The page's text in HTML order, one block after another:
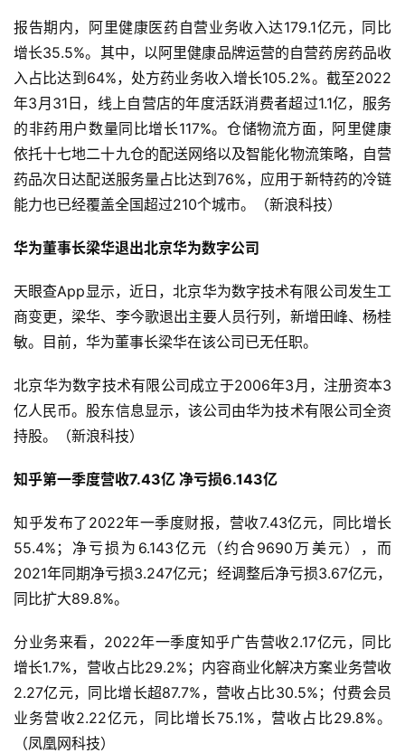
报告期内，阿里健康医药自营业务收入达179.1亿元，同比
增长35.5%。其中，以阿里健康品牌运营的自营药房药品收
入占比达到64%，处方药业务收入增长105.2%。截至2022
年3月31日，线上自营店的年度活跃消费者超过1.1亿，服务
的非药用户数量同比增长117%。仓储物流方面，阿里健康
依托十七地二十九仓的配送网络以及智能化物流策略，自营
药品次日达配送服务量占比达到76%，应用于新特药的冷链
能力也已经覆盖全国超过210个城市。（新浪科技）
华为董事长梁华退出北京华为数字公司
天眼查App显示，近日，北京华为数字技术有限公司发生工
商变更，梁华、李今歌退出主要人员行列，新增田峰、杨桂
敏。目前，华为董事长梁华在该公司已无任职。
北京华为数字技术有限公司成立于2006年3月，注册资本3
亿人民币。股东信息显示，该公司由华为技术有限公司全资
持股。（新浪科技）
知乎第一季度营收7.43亿 净亏损6.143亿
知乎发布了2022年一季度财报，营收7.43亿元，同比增长
55.4%；净亏损为6.143亿元（约合9690万美元），而
2021年同期净亏损3.247亿元；经调整后净亏损3.67亿元，
同比扩大89.8%。
分业务来看，2022年一季度知乎广告营收2.17亿元，同比
增长1.7%，营收占比29.2%；内容商业化解决方案业务营收
2.27亿元，同比增长超87.7%，营收占比30.5%；付费会员
业务营收2.22亿元，同比增长75.1%，营收占比29.8%。
（凤凰网科技）